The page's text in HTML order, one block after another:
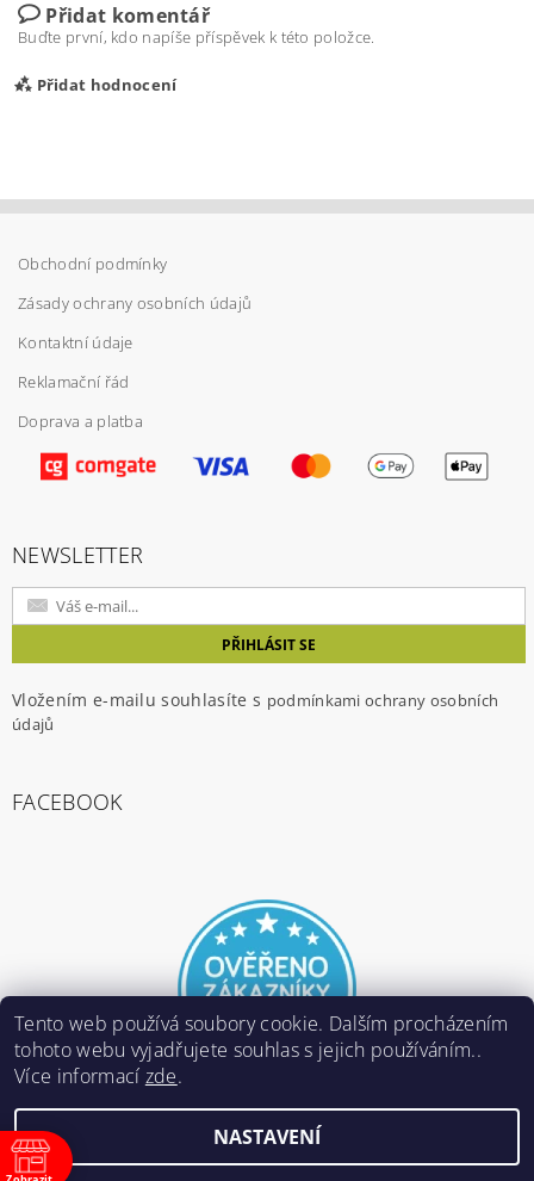
Přidat komentář
Buďte první, kdo napíše příspěvek k této položce.
Přidat hodnocení
Vložením hodnocení souhlasíte spodmínkami
ochrany osobních údajů
Obchodní podmínky
Zásady ochrany osobních údajů
Kontaktní údaje
Reklamační řád
Doprava a platba
NEWSLETTER
Vložením e-mailu souhlasíte s podmínkami ochrany osobních
údajů
FACEBOOK
E-ARMY.cz, všechna práva vyhrazena
Tento web používá soubory cookie. Dalším procházením
tohoto webu vyjadřujete souhlas s jejich používáním..
Více informací zde.
NASTAVENÍ